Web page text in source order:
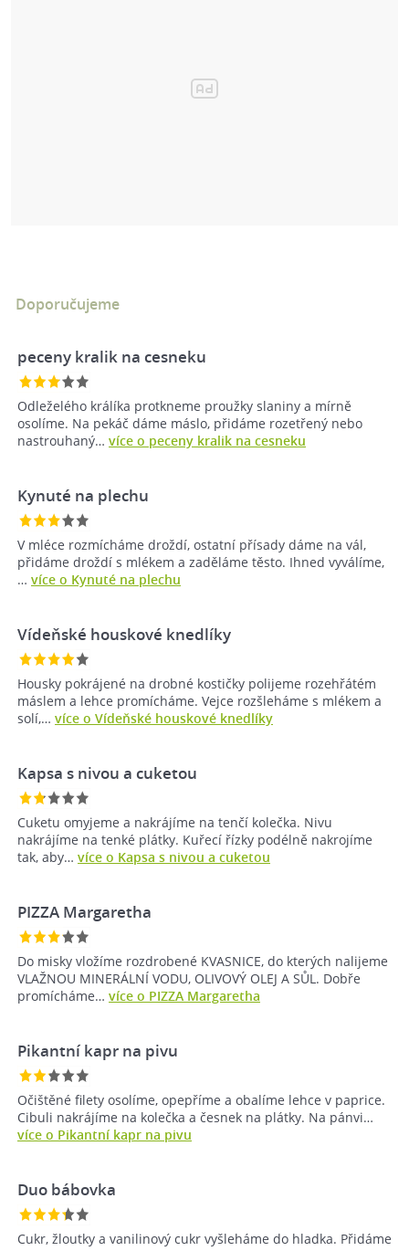
Doporučujeme
peceny kralik na cesneku
Odleželého králíka protkneme proužky slaniny a mírně
osolíme. Na pekáč dáme máslo, přidáme rozetřený nebo
nastrouhaný… více o peceny kralik na cesneku
Kynuté na plechu
V mléce rozmícháme droždí, ostatní přísady dáme na vál,
přidáme droždí s mlékem a zaděláme těsto. Ihned vyválíme,
… více o Kynuté na plechu
Vídeňské houskové knedlíky
Housky pokrájené na drobné kostičky polijeme rozehřátém
máslem a lehce promícháme. Vejce rozšleháme s mlékem a
solí,… více o Vídeňské houskové knedlíky
Kapsa s nivou a cuketou
Cuketu omyjeme a nakrájíme na tenčí kolečka. Nivu
nakrájíme na tenké plátky. Kuřecí řízky podélně nakrojíme
tak, aby… více o Kapsa s nivou a cuketou
PIZZA Margaretha
Do misky vložíme rozdrobené KVASNICE, do kterých nalijeme
VLAŽNOU MINERÁLNÍ VODU, OLIVOVÝ OLEJ A SŮL. Dobře
promícháme… více o PIZZA Margaretha
Pikantní kapr na pivu
Očištěné filety osolíme, opepříme a obalíme lehce v paprice.
Cibuli nakrájíme na kolečka a česnek na plátky. Na pánvi…
více o Pikantní kapr na pivu
Duo bábovka
Cukr, žloutky a vanilinový cukr vyšleháme do hladka. Přidáme